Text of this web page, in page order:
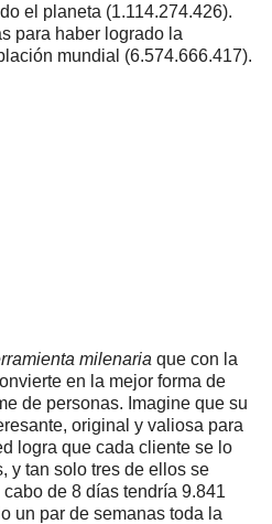
el planeta (1.114.274.426).
para haber logrado la
mundial (6.574.666.417).
milenaria que con la
en la mejor forma de
de personas. Imagine que su
original y valiosa para
logra que cada cliente se lo
y tan solo tres de ellos se
de 8 días tendría 9.841
un par de semanas toda la